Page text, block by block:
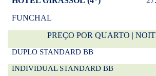
FUNCHAL
PREÇO POR QUARTO |
DUPLO STANDARD BB
INDIVIDUAL STANDARD BB